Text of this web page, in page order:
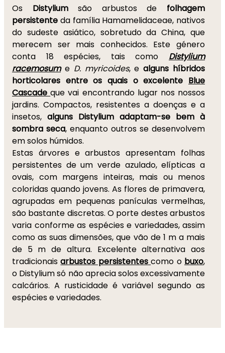
Os Distyliumsão arbustos de folhagem
persistente da família Hamamelidaceae, nativos
do sudeste asiático, sobretudo da China, que
merecem ser mais conhecidos. Este género
conta 18 espécies, tais como Distylium
racemosume D. myricoides, ealguns híbridos
horticolares entre os quais o excelente Blue
Cascade que vai encontrando lugar nos nossos
jardins. Compactos, resistentes a doenças e a
insetos, alguns Distylium adaptam-se bem à
sombra seca, enquanto outros se desenvolvem
em solos húmidos.
Estas árvores e arbustos apresentam folhas
persistentes de um verde azulado, elípticas a
ovais, com margens inteiras, mais ou menos
coloridas quando jovens. As flores de primavera,
agrupadas em pequenas panículas vermelhas,
são bastante discretas. O porte destes arbustos
varia conforme as espécies e variedades, assim
como as suas dimensões, que vão de 1 m a mais
de 5 m de altura. Excelente alternativa aos
tradicionaisarbustos persistentes como o buxo,
o Distylium só não aprecia solos excessivamente
calcários. A rusticidade é variável segundo as
espécies e variedades.